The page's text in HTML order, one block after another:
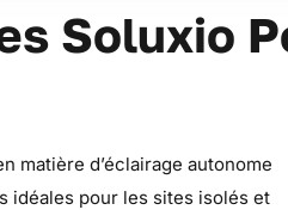
Soluxio
matière d’éclairage autonome
idéales pour les sites isolés et